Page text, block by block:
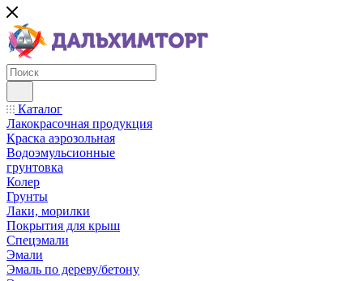
Каталог
Лакокрасочная продукция
Краска аэрозольная
Водоэмульсионные
грунтовка
Колер
Грунты
Лаки, морилки
Покрытия для крыш
Спецэмали
Эмали
Эмаль по дереву/бетону